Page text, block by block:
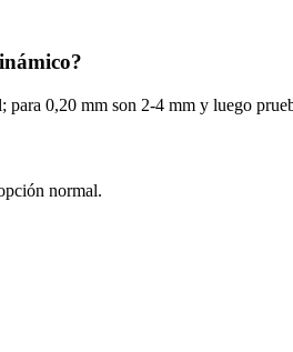
0,20 mm son 2-4 mm y luego
normal.